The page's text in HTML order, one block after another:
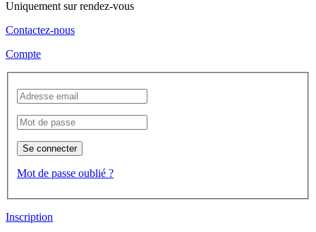
Uniquement sur rendez-vous
Contactez-nous
Compte
Se connecter
Mot de passe oublié ?
Inscription